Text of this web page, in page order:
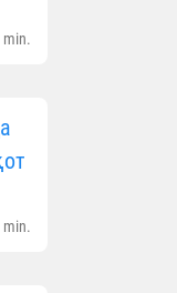
min.
min.